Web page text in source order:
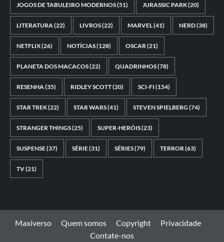
JOGOS DE TABULEIRO MODERNOS(51) JURASSIC PARK(20)
LITERATURA(22) LIVROS(22) MARVEL(41) NERD(38)
NETFLIX(26) NOTÍCIAS(128) OSCAR(21)
PLANETA DOS MACACOS(22) QUADRINHOS(78)
RESENHA(35) RIDLEY SCOTT(20) SCI-FI (154)
STAR TREK(22) STAR WARS(41) STEVEN SPIELBERG (74)
STRANGER THINGS(25) SUPER-HERÓIS(23)
SUSPENSE(37) SÉRIE(31) SÉRIES(79) TERROR(63)
TV(21)
Maxiverso Quem somos Copyright
Privacidade
Contate-nos